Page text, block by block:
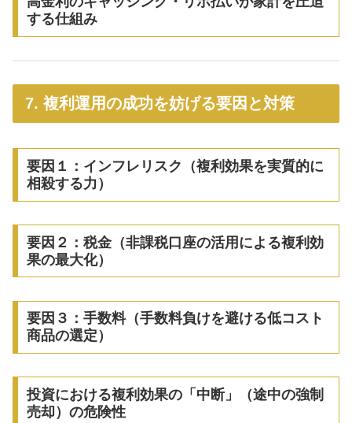
する仕組み
7. 複利運用の成功を妨げる要因と対策
要因１：インフレリスク（複利効果を実質的に
相殺する力）
要因２：税金（非課税口座の活用による複利効
果の最大化）
要因３：手数料（手数料負けを避ける低コスト
商品の選定）
投資における複利効果の「中断」（途中の強制
売却）の危険性